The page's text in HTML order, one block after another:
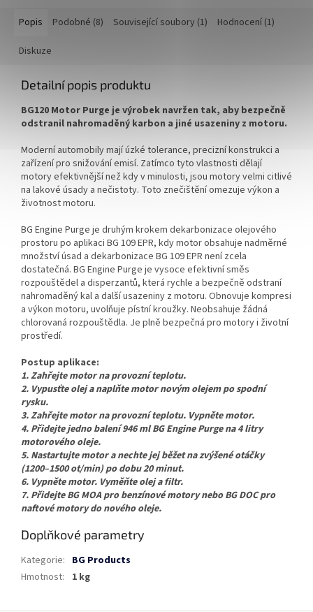
Popis Podobné (8) Související soubory (1) Hodnocení (1)
Diskuze
Detailní popis produktu
BG120 Motor Purge je výrobek navržen tak, aby bezpečně
odstranil nahromaděný karbon a jiné usazeniny z motoru.
Moderní automobily mají úzké tolerance, precizní konstrukci a
zařízení pro snižování emisí. Zatímco tyto vlastnosti dělají
motory efektivnější než kdy v minulosti, jsou motory velmi citlivé
na lakové úsady a nečistoty. Toto znečištění omezuje výkon a
životnost motoru.
BG Engine Purge je druhým krokem dekarbonizace olejového
prostoru po aplikaci BG 109 EPR, kdy motor obsahuje nadměrné
množství úsad a dekarbonizace BG 109 EPR není zcela
dostatečná. BG Engine Purge je vysoce efektivní směs
rozpouštědel a disperzantů, která rychle a bezpečně odstraní
nahromaděný kal a další usazeniny z motoru. Obnovuje kompresi
a výkon motoru, uvolňuje pístní kroužky. Neobsahuje žádná
chlorovaná rozpouštědla. Je plně bezpečná pro motory i životní
prostředí.
Postup aplikace:
1. Zahřejte motor na provozní teplotu.
2. Vypusťte olej a naplňte motor novým olejem po spodní
rysku.
3. Zahřejte motor na provozní teplotu. Vypněte motor.
4. Přidejte jedno balení 946 ml BG Engine Purge na 4 litry
motorového oleje.
5. Nastartujte motor a nechte jej běžet na zvýšené otáčky
(1200–1500 ot/min) po dobu 20 minut.
6. Vypněte motor. Vyměňte olej a filtr.
7. Přidejte BG MOA pro benzínové motory nebo BG DOC pro
naftové motory do nového oleje.
Doplňkové parametry
Kategorie: BG Products
Hmotnost: 1 kg